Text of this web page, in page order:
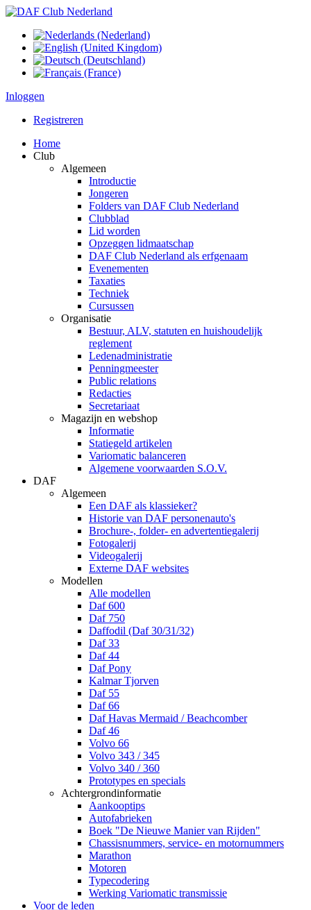
Inloggen
Registreren
Home
Club
Algemeen
Introductie
Jongeren
Folders van DAF Club Nederland
Clubblad
Lid worden
Opzeggen lidmaatschap
DAF Club Nederland als erfgenaam
Evenementen
Taxaties
Techniek
Cursussen
Organisatie
Bestuur, ALV, statuten en huishoudelijk
reglement
Ledenadministratie
Penningmeester
Public relations
Redacties
Secretariaat
Magazijn en webshop
Informatie
Statiegeld artikelen
Variomatic balanceren
Algemene voorwaarden S.O.V.
DAF
Algemeen
Een DAF als klassieker?
Historie van DAF personenauto's
Brochure-, folder- en advertentiegalerij
Fotogalerij
Videogalerij
Externe DAF websites
Modellen
Alle modellen
Daf 600
Daf 750
Daffodil (Daf 30/31/32)
Daf 33
Daf 44
Daf Pony
Kalmar Tjorven
Daf 55
Daf 66
Daf Havas Mermaid / Beachcomber
Daf 46
Volvo 66
Volvo 343 / 345
Volvo 340 / 360
Prototypes en specials
Achtergrondinformatie
Aankooptips
Autofabrieken
Boek "De Nieuwe Manier van Rijden"
Chassisnummers, service- en motornummers
Marathon
Motoren
Typecodering
Werking Variomatic transmissie
Voor de leden